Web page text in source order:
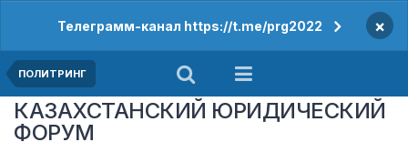
Телеграмм-канал https://t.me/prg2022 ×
ПОЛИТРИНГ
КАЗАХСТАНСКИЙ ЮРИДИЧЕСКИЙ
ФОРУМ